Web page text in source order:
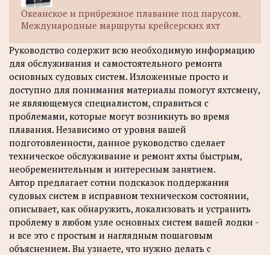
Океанское и прибрежное плавание под парусом.
Международные маршруты крейсерских яхт
Руководство содержит всю необходимую информацию
для обслуживания и самостоятельного ремонта
основных судовых систем. Изложенные просто и
доступно для понимания материалы помогут яхтсмену,
не являющемуся специалистом, справиться с
проблемами, которые могут возникнуть во время
плавания. Независимо от уровня вашей
подготовленности, данное руководство сделает
техническое обслуживание и ремонт яхты быстрым,
необременительным и интересным занятием.
Автор предлагает сотни подсказок поддержания
судовых систем в исправном техническом состоянии,
описывает, как обнаружить, локализовать и устранить
проблему в любом узле основных систем вашей лодки -
и все это с простым и наглядным пошаговым
объяснением. Вы узнаете, что нужно делать с